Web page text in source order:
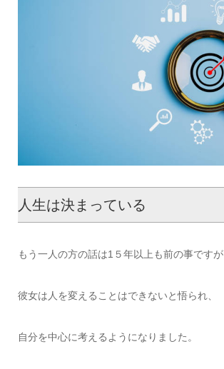
人生は決まっている
もう一人の方の話は1５年以上も前の事ですが
彼女は人を変えることはできないと悟られ、
自分を中心に考えるようになりました。